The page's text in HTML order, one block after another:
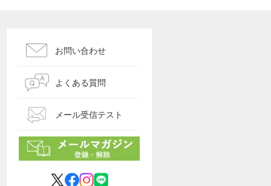
お問い合わせ
よくある質問
メール受信テスト